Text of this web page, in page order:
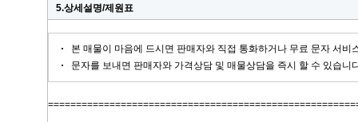
5.상세설명/제원표
본 매물이 마음에 드시면 판매자와 직접 통화하거나 무료 문자 서비
문자를 보내면 판매자와 가격상담 및 매물상담을 즉시 할 수 있습니